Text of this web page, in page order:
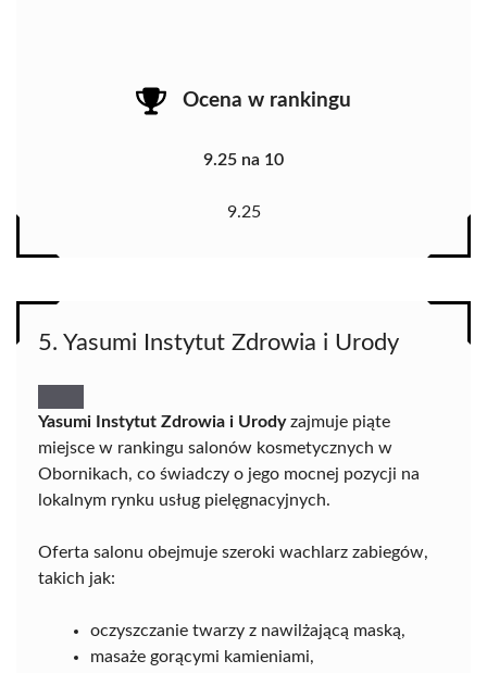
Ocena w rankingu
9.25 na 10
9.25
5. Yasumi Instytut Zdrowia i Urody
Yasumi Instytut Zdrowia i Urodyzajmuje piąte
miejsce w rankingu salonów kosmetycznych w
Obornikach, co świadczy o jego mocnej pozycji na
lokalnym rynku usług pielęgnacyjnych.
Oferta salonu obejmuje szeroki wachlarz zabiegów,
takich jak:
oczyszczanie twarzy z nawilżającą maską,
masaże gorącymi kamieniami,